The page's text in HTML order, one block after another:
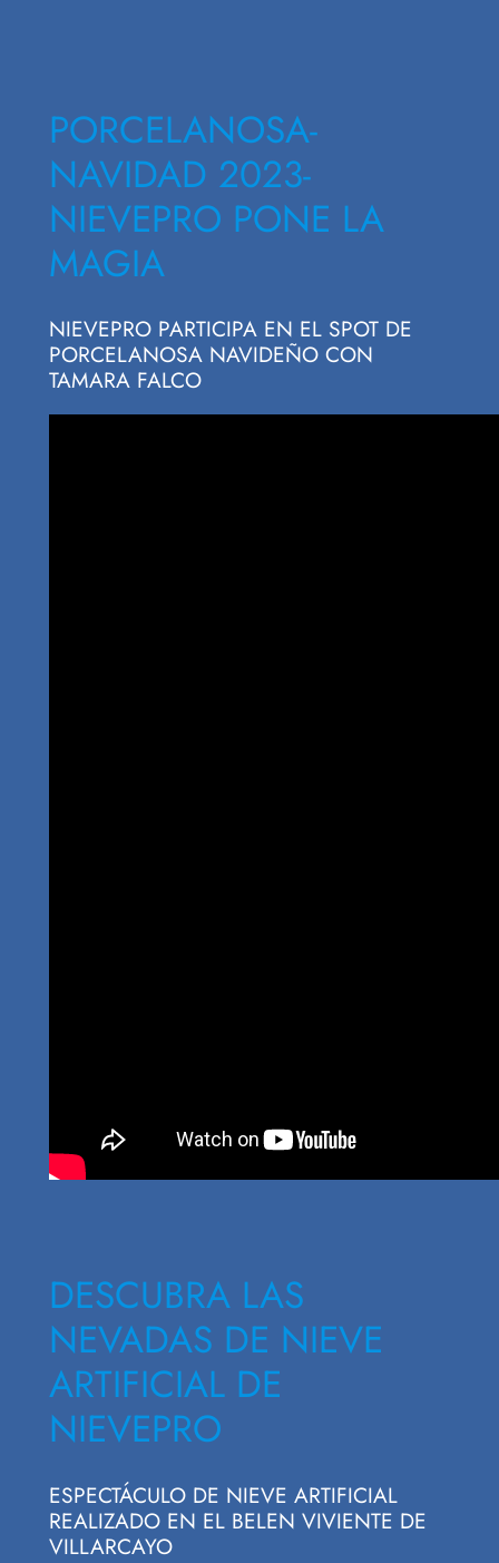
PORCELANOSA-
NAVIDAD 2023-
NIEVEPRO PONE LA
MAGIA
NIEVEPRO PARTICIPA EN EL SPOT DE
PORCELANOSA NAVIDEÑO CON
TAMARA FALCO
DESCUBRA LAS
NEVADAS DE NIEVE
ARTIFICIAL DE
NIEVEPRO
ESPECTÁCULO DE NIEVE ARTIFICIAL
REALIZADO EN EL BELEN VIVIENTE DE
VILLARCAYO